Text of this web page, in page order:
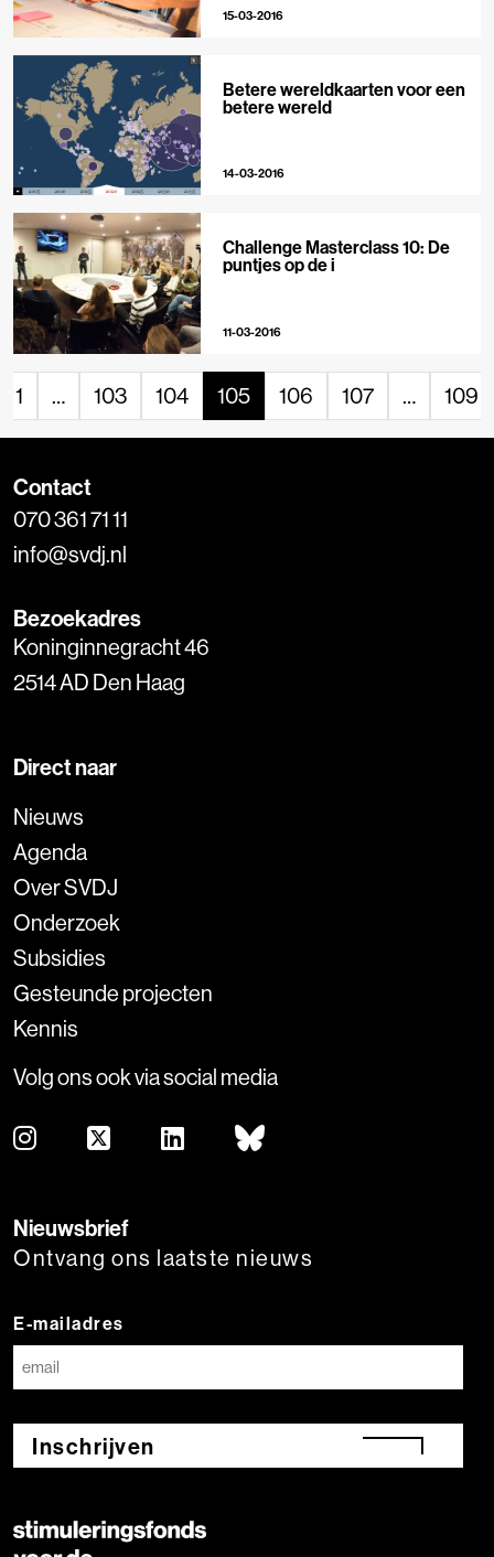
15-03-2016
Betere wereldkaarten voor een
betere wereld
14-03-2016
Challenge Masterclass 10: De
puntjes op de i
11-03-2016
1 … 103 104 105 106 107 … 109
Contact
070 361 71 11
info@svdj.nl
Bezoekadres
Koninginnegracht 46
2514 AD Den Haag
Direct naar
Nieuws
Agenda
Over SVDJ
Onderzoek
Subsidies
Gesteunde projecten
Kennis
Volg ons ook via social media
Nieuwsbrief
Ontvang ons laatste nieuws
E-mailadres
Inschrijven